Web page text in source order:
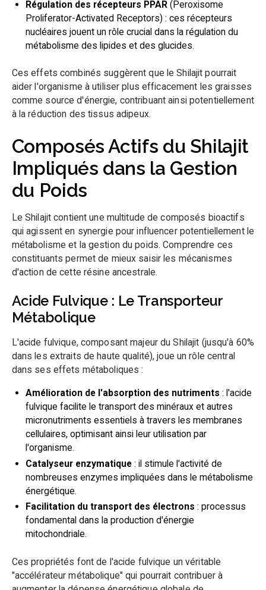
Régulation des récepteurs PPAR (Peroxisome
Proliferator-Activated Receptors) : ces récepteurs
nucléaires jouent un rôle crucial dans la régulation du
métabolisme des lipides et des glucides.
Ces effets combinés suggèrent que le Shilajit pourrait
aider l'organisme à utiliser plus efficacement les graisses
comme source d'énergie, contribuant ainsi potentiellement
à la réduction des tissus adipeux.
Composés Actifs du Shilajit
Impliqués dans la Gestion
du Poids
Le Shilajit contient une multitude de composés bioactifs
qui agissent en synergie pour influencer potentiellement le
métabolisme et la gestion du poids. Comprendre ces
constituants permet de mieux saisir les mécanismes
d'action de cette résine ancestrale.
Acide Fulvique : Le Transporteur
Métabolique
L'acide fulvique, composant majeur du Shilajit (jusqu'à 60%
dans les extraits de haute qualité), joue un rôle central
dans ses effets métaboliques :
Amélioration de l'absorption des nutriments : l'acide
fulvique facilite le transport des minéraux et autres
micronutriments essentiels à travers les membranes
cellulaires, optimisant ainsi leur utilisation par
l'organisme.
Catalyseur enzymatique : il stimule l'activité de
nombreuses enzymes impliquées dans le métabolisme
énergétique.
Facilitation du transport des électrons : processus
fondamental dans la production d'énergie
mitochondriale.
Ces propriétés font de l'acide fulvique un véritable
"accélérateur métabolique" qui pourrait contribuer à